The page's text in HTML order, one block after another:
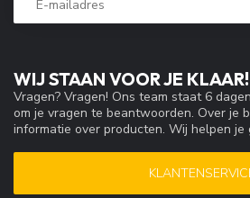
WIJ STAAN VOOR JE KLAAR!
Vragen? Vragen! Ons team staat 6
om je vragen te beantwoorden. Over je
informatie over producten. Wij helpen je